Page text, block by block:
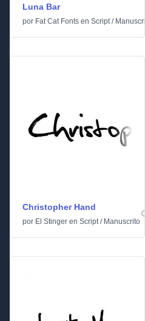
Luna Bar
por Fat Cat Fonts en Script/
Christopher Hand
por El Stinger en Script/ Manuscrito